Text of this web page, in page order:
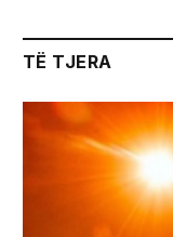
TË TJERA